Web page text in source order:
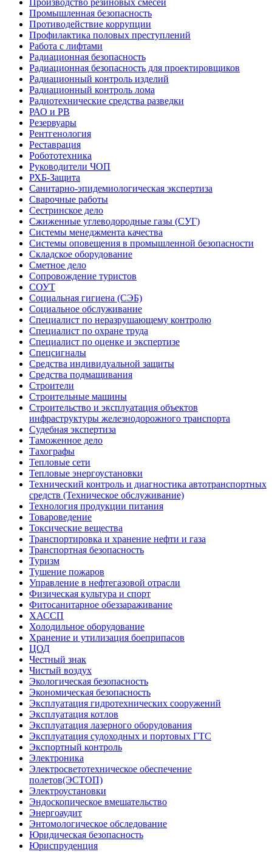
Производство резиновых смесей
Промышленная безопасность
Противодействие коррупции
Профилактика половых преступлений
Работа с лифтами
Радиационная безопасность
Радиационная безопасность для проектировщиков
Радиационный контроль изделий
Радиационный контроль лома
Радиотехнические средства разведки
РАО и РВ
Резервуары
Рентгенология
Реставрация
Робототехника
Руководители ЧОП
РХБ-Защита
Санитарно-эпидемиологическая экспертиза
Сварочные работы
Сестринское дело
Сжиженные углеводородные газы (СУГ)
Системы менеджмента качества
Системы оповещения в промышленной безопасности
Складское оборудование
Сметное дело
Сопровождение туристов
СОУТ
Социальная гигиена (СЭБ)
Социальное обслуживание
Специалист по неразрушающему контролю
Специалист по охране труда
Специалист по оценке и экспертизе
Спецсигналы
Средства индивидуальной защиты
Средства подмащивания
Строители
Строительные машины
Строительство и эксплуатация объектов
инфраструктуры железнодорожного транспорта
Судебная экспертиза
Таможенное дело
Тахографы
Тепловые сети
Тепловые энергоустановки
Технический контроль и диагностика автотранспортных
средств (Техническое обслуживание)
Технология продукции питания
Товароведение
Токсические вещества
Транспортировка и хранение нефти и газа
Транспортная безопасность
Туризм
Тушение пожаров
Управление в нефтегазовой отрасли
Физическая культура и спорт
Фитосанитарное обеззараживание
ХАССП
Холодильное оборудование
Хранение и утилизация боеприпасов
ЦОД
Честный знак
Чистый воздух
Экологическая безопасность
Экономическая безопасность
Эксплуатация гидротехнических сооружений
Эксплуатация котлов
Эксплуатация лазерного оборудования
Эксплуатация судоходных и портовых ГТС
Экспортный контроль
Электроника
Электросветотехническое обеспечение
полетов(ЭСТОП)
Электроустановки
Эндоскопическое вмешательство
Энергоаудит
Энтомологическое обследование
Юридическая безопасность
Юриспруденция